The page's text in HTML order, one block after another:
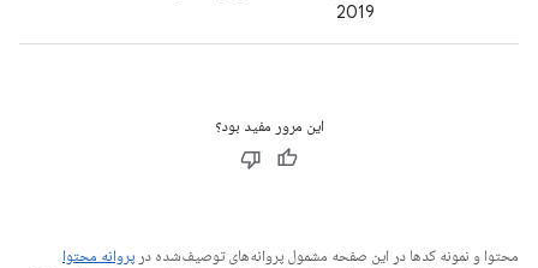
2019
این مرور مفید بود؟
محتوا و نمونه کدها در این صفحه مشمول پروانه‌های توصیف‌شده در پروانه محتوا